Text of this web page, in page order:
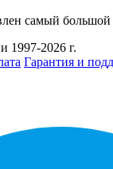
самый
2026 г.
Гарантия и